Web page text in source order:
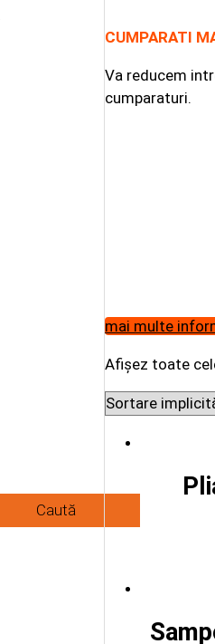
Caută
CUMPARATI
Va reducem
cumparaturi.
mai multe
Afișez toate